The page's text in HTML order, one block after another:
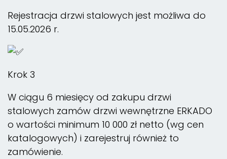
Rejestracja drzwi stalowych jest możliwa do
15.05.2026 r.
Krok 3
W ciągu 6 miesięcy od zakupu drzwi
stalowych zamów drzwi wewnętrzne ERKADO
o wartości minimum 10 000 zł netto (wg cen
katalogowych) i zarejestruj również to
zamówienie.